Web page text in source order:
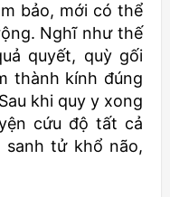
bảo, mới có thể
Nghĩ như thế
quyết, quỳ gối
thành kính đúng
khi quy y xong
cứu độ tất cả
sanh tử khổ não,